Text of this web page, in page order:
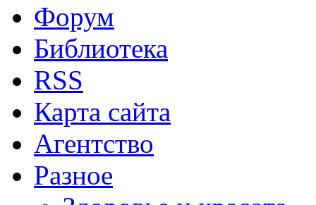
Форум
Библиотека
RSS
Карта сайта
Агентство
Разное